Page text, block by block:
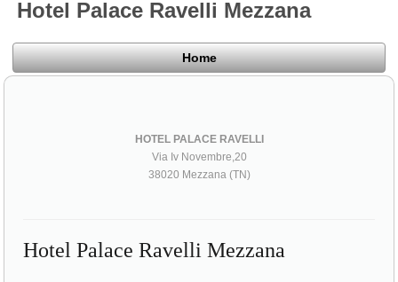
Hotel Palace Ravelli Mezzana
Home
HOTEL PALACE RAVELLI
Via Iv Novembre,20
38020 Mezzana (TN)
Hotel Palace Ravelli Mezzana